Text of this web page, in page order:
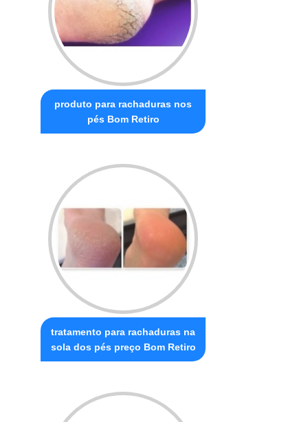
produto para rachaduras nos
pés Bom Retiro
tratamento para rachaduras na
sola dos pés preço Bom Retiro